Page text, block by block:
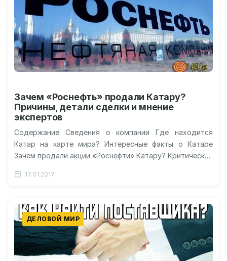
Зачем «Роснефть» продали Катару?
Причины, детали сделки и мнение
экспертов
Содержание Сведения о компании Где находится
Катар на карте мира? Интересные факты о Катаре
Зачем продали акции «Роснефти» Катару? Критические
17.01.2017
ДЕЛОВОЙ МИР